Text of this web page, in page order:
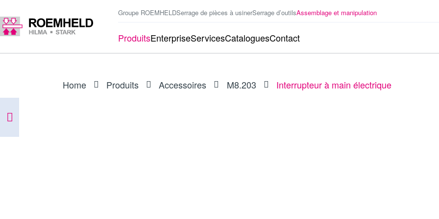
Groupe ROEMHELDSerrage de pièces à usinerSerrage d’outilsAssemblage et manipulation
ProduitsEnterpriseServicesCataloguesContact
Home Produits Accessoires M8.203 Interrupteur à main électrique